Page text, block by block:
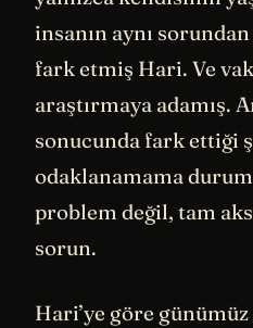
insanın aynı
fark etmiş Hari. Ve
araştırmaya adamış.
sonucunda fark ettiği
odaklanamama
problem değil, tam
sorun.
Hari’ye göre